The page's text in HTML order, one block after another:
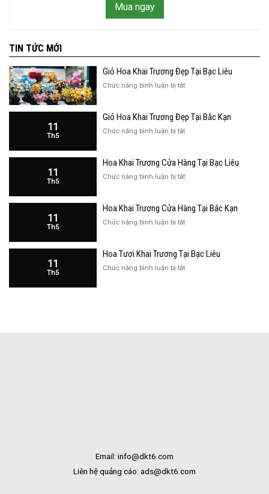
Mua ngay
TIN TỨC MỚI
Giỏ Hoa Khai Trương Đẹp Tại Bạc Liêu
Chức năng bình luận bị tắtở
Khai
Đẹp
Liêu
11
Th5
Giỏ Hoa Khai Trương Đẹp Tại Bắc Kạn
Chức năng bình luận bị tắtở
Khai
Đẹp
Kạn
11
Th5
Hoa Khai Trương Cửa Hàng Tại Bạc Liêu
Chức năng bình luận bị tắtở
Trương
Hàng
Liêu
11
Th5
Hoa Khai Trương Cửa Hàng Tại Bắc Kạn
Chức năng bình luận bị tắtở
Trương
Hàng
11
Th5
Hoa Tươi Khai Trương Tại Bạc Liêu
Chức năng bình luận bị tắtở
Email: info@dkt6.com
Liên hệ quảng cáo: ads@dkt6.com